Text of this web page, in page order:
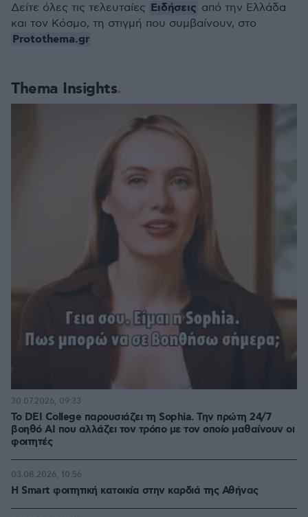
Thema Insights
Το DEI College παρουσιάζει τη Sophia. Την πρώτη 24/7
βοηθό AI που αλλάζει τον τρόπο με τον οποίο μαθαίνουν οι
φοιτητές
30.07.2026, 09:33
Η Smart φοιτητική κατοικία στην καρδιά της Αθήνας
03.08.2026, 10:56
Δείτε όλες τις τελευταίες Ειδήσεις από την Ελλάδα
και τον Κόσμο, τη στιγμή που συμβαίνουν, στο
Protothema.gr